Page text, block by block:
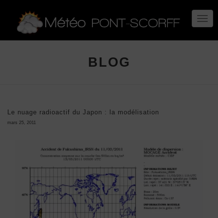
BLOG
Le nuage radioactif du Japon : la modélisation
mars 25, 2011